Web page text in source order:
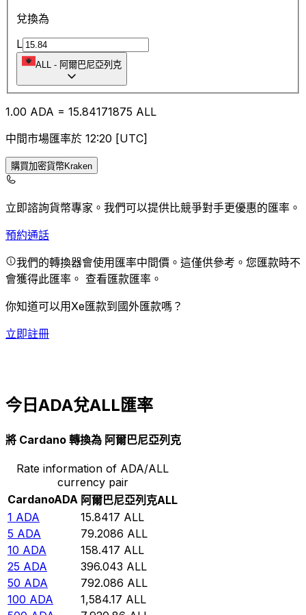
兌換為
L
ALL - 阿爾巴尼亞列克
1.00 ADA = 15.84171875 ALL
中間市場匯率於 12:20 [UTC]
購買加密貨幣Kraken
立即諮詢貨幣專家。 我們可以提供比競爭對手更優惠的匯率。
預約通話
我們的轉換器會使用匯率中間價。這僅供參考。您匯款時不
會獲得此匯率。 查看匯款匯率。
你知道可以用Xe匯款到國外匯款嗎？
立即註冊
今日ADA兌ALL匯率
將 Cardano 轉換為 阿爾巴尼亞列克
Rate information of ADA/ALL
currency pair
CardanoADA 阿爾巴尼亞列克ALL
1 ADA 15.8417 ALL
5 ADA 79.2086 ALL
10 ADA 158.417 ALL
25 ADA 396.043 ALL
50 ADA 792.086 ALL
100 ADA 1,584.17 ALL